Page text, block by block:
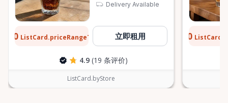
Delivery Available
ListCard.priceRangeTo 立即租用
4.9 (19 条评价)
ListCard.byStore
$0.10